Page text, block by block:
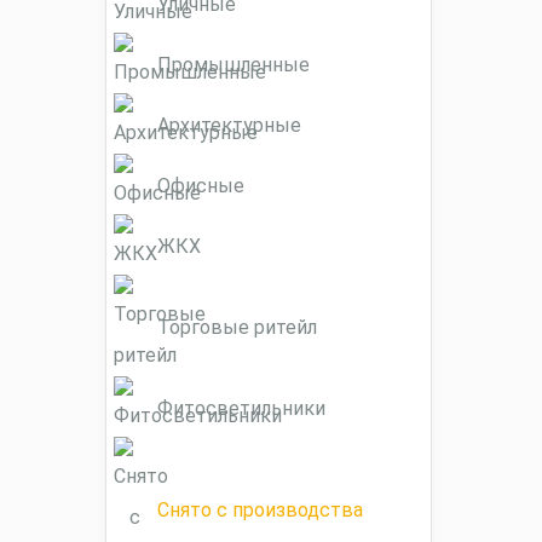
Промышленные
Архитектурные
Офисные
ЖКХ
Торговые ритейл
Фитосветильники
Снято с производства